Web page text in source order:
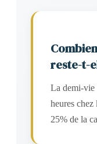
reste-t-
La demi-vie
heures
25% de la